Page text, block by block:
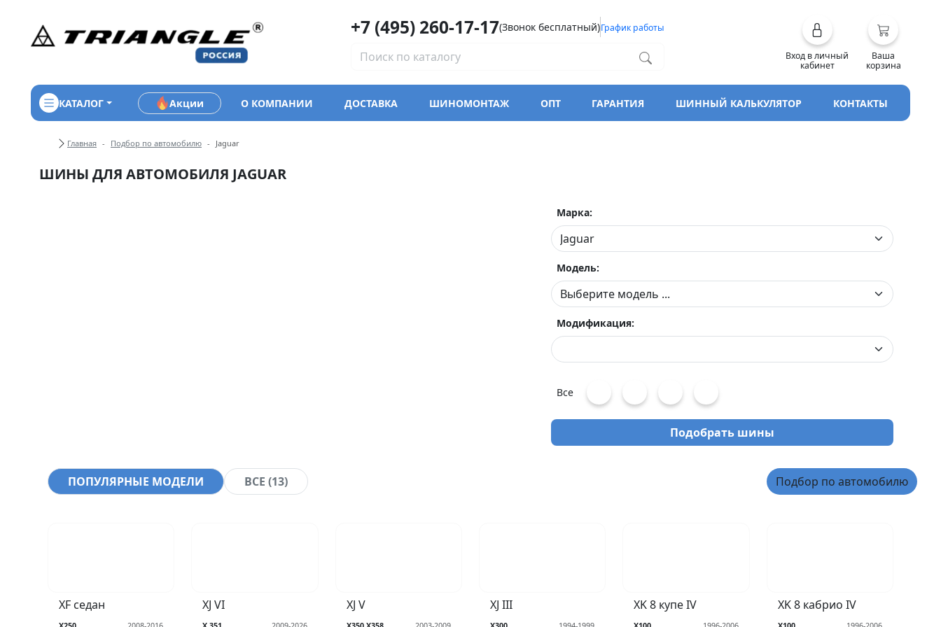
+7 (495) 260-17-17(Звонок бесплатный)График работы
Вход в личный
кабинет
Ваша
корзина
КАТАЛОГ Акции О КОМПАНИИ ДОСТАВКА ШИНОМОНТАЖ ОПТ ГАРАНТИЯ ШИННЫЙ КАЛЬКУЛЯТОР КОНТАКТЫ
Хлебные крошки
Главная Подбор по автомобилю Jaguar
ШИНЫ ДЛЯ АВТОМОБИЛЯ JAGUAR
Марка:
Модель:
Модификация:
Все
Подобрать шины
ПОПУЛЯРНЫЕ МОДЕЛИ ВСЕ (13) Подбор по автомобилю
XF седан XJ VI XJ V XJ III XK 8 купе IV XK 8 кабрио IV